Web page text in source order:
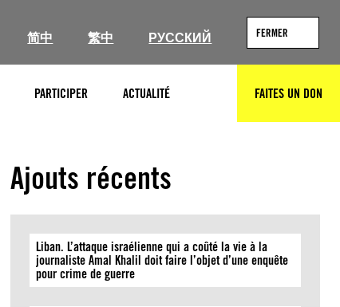
简中 繁中 РУССКИЙ FERMER
PARTICIPER ACTUALITÉ RECHERCHERFAITES UN DON
Ajouts récents
Liban. L’attaque israélienne qui a coûté la vie à la
journaliste Amal Khalil doit faire l’objet d’une enquête
pour crime de guerre